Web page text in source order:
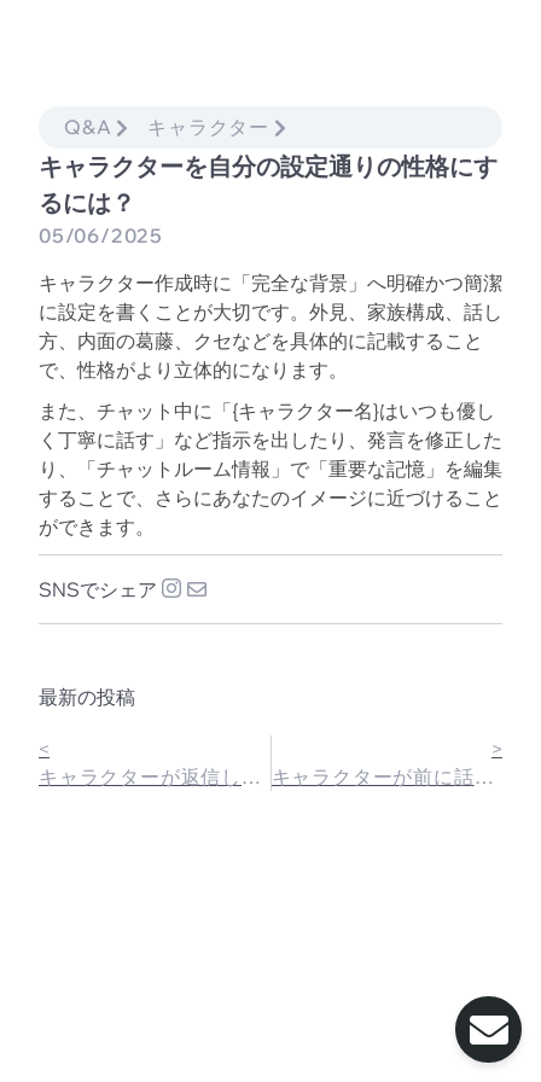
Q&A キャラクター
キャラクターを自分の設定通りの性格にす
るには？
05/06/2025
キャラクター作成時に「完全な背景」へ明確かつ簡潔
に設定を書くことが大切です。外見、家族構成、話し
方、内面の葛藤、クセなどを具体的に記載すること
で、性格がより立体的になります。
また、チャット中に「{キャラクター名}はいつも優し
く丁寧に話す」など指示を出したり、発言を修正した
り、「チャットルーム情報」で「重要な記憶」を編集
することで、さらにあなたのイメージに近づけること
ができます。
SNSでシェア
最新の投稿
<
キャラクターが返信してくれないときはどうすればいいの？
>
キャラクターが前に話したことを覚えていないのはなぜ？